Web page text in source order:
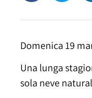
Domenica 19
Una lunga
sola neve